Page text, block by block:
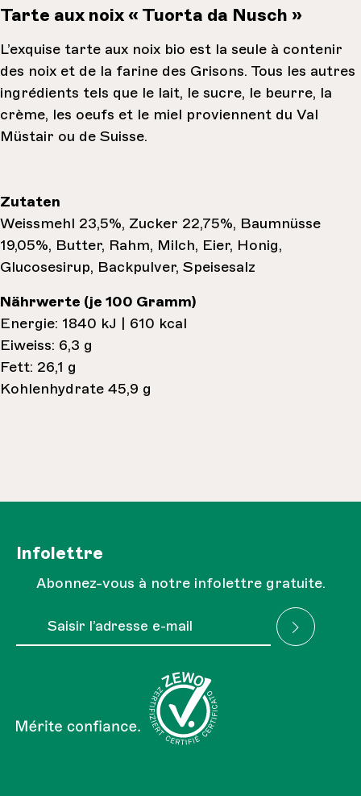
Tarte aux noix « Tuorta da Nusch »
L’exquise tarte aux noix bio est la seule à contenir
des noix et de la farine des Grisons. Tous les autres
ingrédients tels que le lait, le sucre, le beurre, la
crème, les oeufs et le miel proviennent du Val
Müstair ou de Suisse.
Zutaten
Weissmehl 23,5%, Zucker 22,75%, Baumnüsse
19,05%, Butter, Rahm, Milch, Eier, Honig,
Glucosesirup, Backpulver, Speisesalz
Nährwerte (je 100 Gramm)
Energie: 1840 kJ | 610 kcal
Eiweiss: 6,3 g
Fett: 26,1 g
Kohlenhydrate 45,9 g
Infolettre
Abonnez-vous à notre infolettre gratuite.
Adresse e-mail*
Les champs marqués d'un astérisque (*) sont obligatoires.